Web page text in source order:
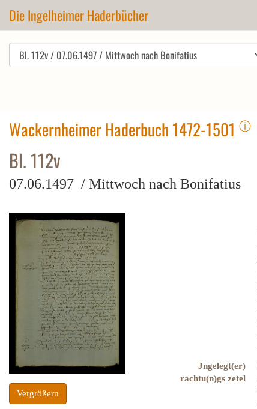
Die Ingelheimer Haderbücher
Wackernheimer Haderbuch 1472-1501 ⓘ
Bl. 112v
07.06.1497 / Mittwoch nach Bonifatius
Vergrößern
Jngelegt(er)
rachtu(n)gs zetel